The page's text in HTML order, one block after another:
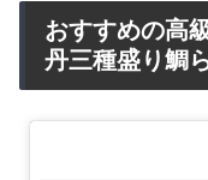
おすすめの高
丹三種盛り鯛